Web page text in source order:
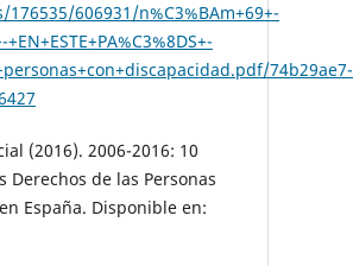
606931/n%C3%BAm+69+-
74b29ae7-
(2016). 2006-2016: 10
de las Personas
España. Disponible en: